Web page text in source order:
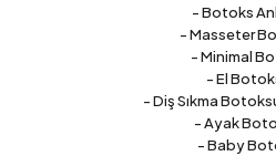
- Botoks
- Masseter
- Minimal
- El
- Diş Sıkma
- Ayak
- Baby